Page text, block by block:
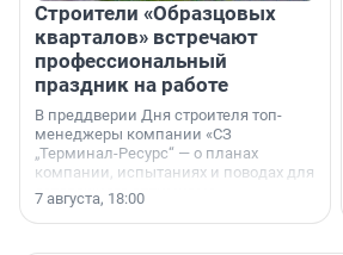
Строители «Образцовых
кварталов» встречают
профессиональный
праздник на работе
В преддверии Дня строителя топ-
менеджеры компании «СЗ
„Терминал-Ресурс“ — о планах
компании, испытаниях и поводах для
осторожного оптимизма.
7 августа, 18:00